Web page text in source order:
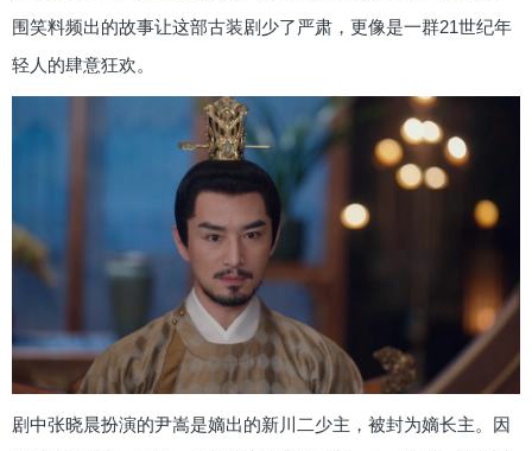
围笑料频出的故事让这部古装剧少了严肃，更像是一群21世纪年
轻人的肆意狂欢。
剧中张晓晨扮演的尹嵩是嫡出的新川二少主，被封为嫡长主。因